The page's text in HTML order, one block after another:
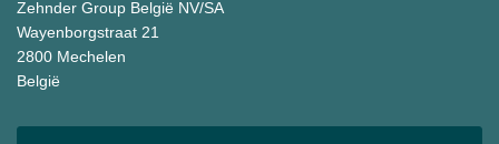
Zehnder Group België NV/SA
Wayenborgstraat 21
2800 Mechelen
België